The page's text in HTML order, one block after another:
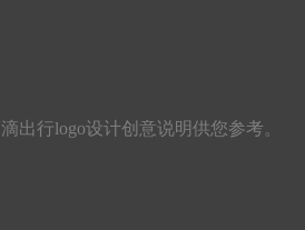
出行logo设计创意说明供您参考。